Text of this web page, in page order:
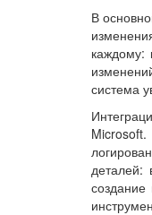
В
каждому:
система
деталей: